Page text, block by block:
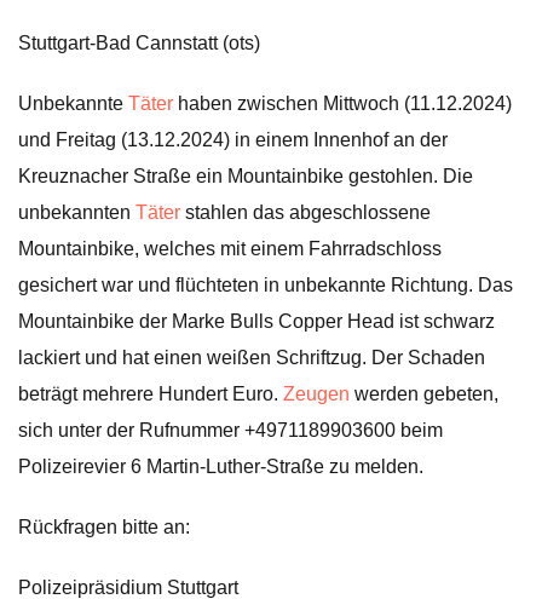
Stuttgart-Bad Cannstatt (ots)
Unbekannte Täter haben zwischen Mittwoch (11.12.2024)
und Freitag (13.12.2024) in einem Innenhof an der
Kreuznacher Straße ein Mountainbike gestohlen. Die
unbekannten Täter stahlen das abgeschlossene
Mountainbike, welches mit einem Fahrradschloss
gesichert war und flüchteten in unbekannte Richtung. Das
Mountainbike der Marke Bulls Copper Head ist schwarz
lackiert und hat einen weißen Schriftzug. Der Schaden
beträgt mehrere Hundert Euro. Zeugen werden gebeten,
sich unter der Rufnummer +4971189903600 beim
Polizeirevier 6 Martin-Luther-Straße zu melden.
Rückfragen bitte an:
Polizeipräsidium Stuttgart